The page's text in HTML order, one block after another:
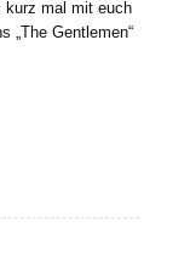
kurz mal mit euch
„The Gentlemen“